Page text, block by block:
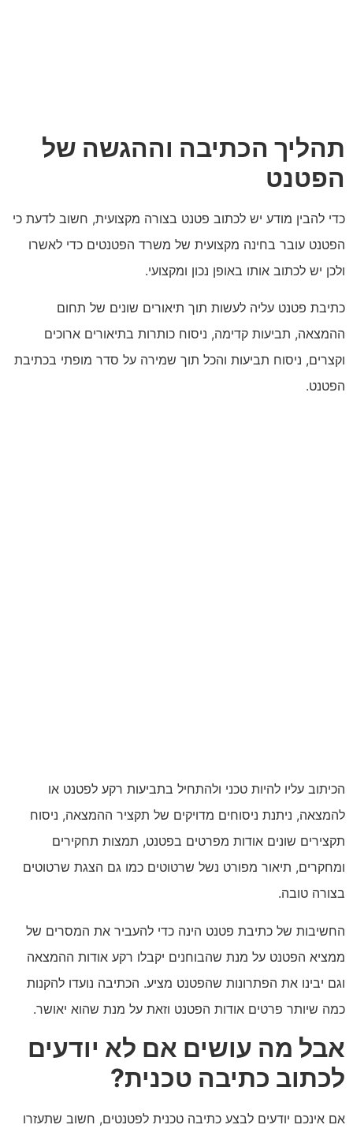
תהליך הכתיבה וההגשה של
הפטנט
כדי להבין מודע יש לכתוב פטנט בצורה מקצועית, חשוב לדעת כי
הפטנט עובר בחינה מקצועית של משרד הפטנטים כדי לאשרו
ולכן יש לכתוב אותו באופן נכון ומקצועי.
כתיבת פטנט עליה לעשות תוך תיאורים שונים של תחום
ההמצאה, תביעות קדימה, ניסוח כותרות בתיאורים ארוכים
וקצרים, ניסוח תביעות והכל תוך שמירה על סדר מופתי בכתיבת
הפטנט.
הכיתוב עליו להיות טכני ולהתחיל בתביעות רקע לפטנט או
להמצאה, ניתנת ניסוחים מדויקים של תקציר ההמצאה, ניסוח
תקצירים שונים אודות מפרטים בפטנט, תמצות תחקירים
ומחקרים, תיאור מפורט נשל שרטוטים כמו גם הצגת שרטוטים
בצורה טובה.
החשיבות של כתיבת פטנט הינה כדי להעביר את המסרים של
ממציא הפטנט על מנת שהבוחנים יקבלו רקע אודות ההמצאה
וגם יבינו את הפתרונות שהפטנט מציע. הכתיבה נועדו להקנות
כמה שיותר פרטים אודות הפטנט וזאת על מנת שהוא יאושר.
אבל מה עושים אם לא יודעים
לכתוב כתיבה טכנית?
אם אינכם יודעים לבצע כתיבה טכנית לפטנטים, חשוב שתעזרו